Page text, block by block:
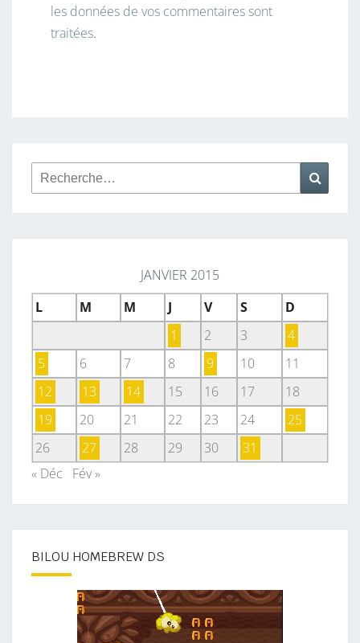
les données de vos commentaires sont
traitées.
Rechercher :
JANVIER 2015
L
M M J V S
D
1
2 3
4
5
6 7 8 9 10
11
12
13 14 15 16 17
18
19
20 21 22 23 24
25
26
27 28 29 30
31
« Déc
Fév »
BILOU HOMEBREW DS